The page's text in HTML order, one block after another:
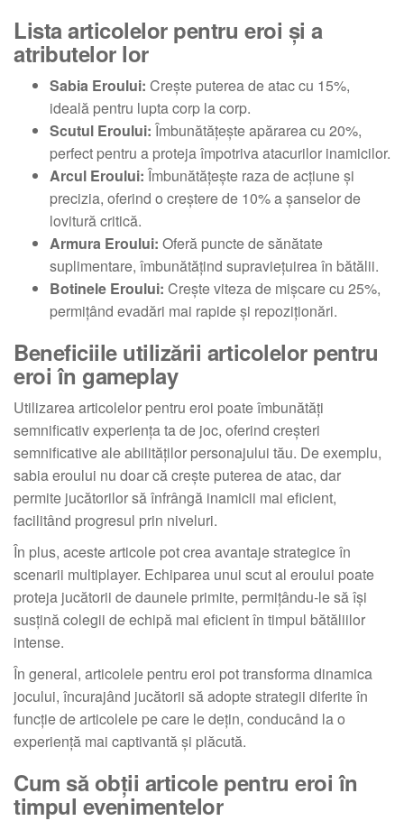
Lista articolelor pentru eroi și a
atributelor lor
Sabia Eroului: Crește puterea de atac cu 15%,
ideală pentru lupta corp la corp.
Scutul Eroului: Îmbunătățește apărarea cu 20%,
perfect pentru a proteja împotriva atacurilor inamicilor.
Arcul Eroului: Îmbunătățește raza de acțiune și
precizia, oferind o creștere de 10% a șanselor de
lovitură critică.
Armura Eroului: Oferă puncte de sănătate
suplimentare, îmbunătățind supraviețuirea în bătălii.
Botinele Eroului: Crește viteza de mișcare cu 25%,
permițând evadări mai rapide și repoziționări.
Beneficiile utilizării articolelor pentru
eroi în gameplay
Utilizarea articolelor pentru eroi poate îmbunătăți
semnificativ experiența ta de joc, oferind creșteri
semnificative ale abilităților personajului tău. De exemplu,
sabia eroului nu doar că crește puterea de atac, dar
permite jucătorilor să înfrângă inamicii mai eficient,
facilitând progresul prin niveluri.
În plus, aceste articole pot crea avantaje strategice în
scenarii multiplayer. Echiparea unui scut al eroului poate
proteja jucătorii de daunele primite, permițându-le să își
susțină colegii de echipă mai eficient în timpul bătăliilor
intense.
În general, articolele pentru eroi pot transforma dinamica
jocului, încurajând jucătorii să adopte strategii diferite în
funcție de articolele pe care le dețin, conducând la o
experiență mai captivantă și plăcută.
Cum să obții articole pentru eroi în
timpul evenimentelor